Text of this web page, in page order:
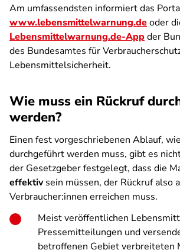
Am umfassendsten informiert das
www.lebensmittelwarnung.deoder
Lebensmittelwarnung.de-Appder
des Bundesamtes für
Lebensmittelsicherheit.
Wie muss ein Rückruf
werden?
Einen fest vorgeschriebenen Ablauf,
durchgeführt werden muss, gibt es
der Gesetzgeber festgelegt, dass die
effektivsein müssen, der Rückruf also
Verbraucher:innen erreichen muss.
Meist veröffentlichen
Pressemitteilungen und
betroffenen Gebiet verbreiteten